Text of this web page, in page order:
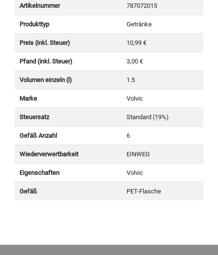
Artikelnummer 787072015
Produkttyp Getränke
Preis (inkl. Steuer) 10,99 €
Pfand (inkl. Steuer) 3,00 €
Volumen einzeln (l) 1.5
Marke Volvic
Steuersatz Standard (19%)
Gefäß Anzahl 6
Wiederverwertbarkeit EINWEG
Eigenschaften Volvic
Gefäß PET-Flasche